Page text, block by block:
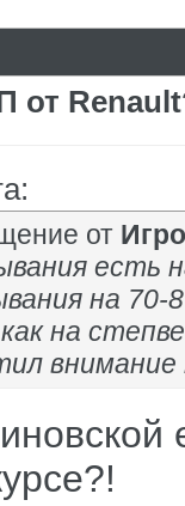
от
от
есть
на
на
внимание